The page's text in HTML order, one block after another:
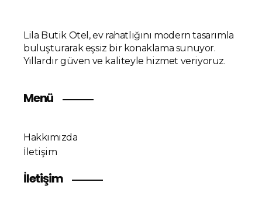
Lila Butik Otel, ev rahatlığını modern tasarımla
buluşturarak eşsiz bir konaklama sunuyor.
Yıllardır güven ve kaliteyle hizmet veriyoruz.
Menü
Hakkımızda
İletişim
İletişim